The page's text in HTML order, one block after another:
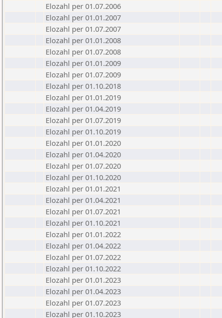
Elozahl per 01.07.2006
Elozahl per 01.01.2007
Elozahl per 01.07.2007
Elozahl per 01.01.2008
Elozahl per 01.07.2008
Elozahl per 01.01.2009
Elozahl per 01.07.2009
Elozahl per 01.10.2018
Elozahl per 01.01.2019
Elozahl per 01.04.2019
Elozahl per 01.07.2019
Elozahl per 01.10.2019
Elozahl per 01.01.2020
Elozahl per 01.04.2020
Elozahl per 01.07.2020
Elozahl per 01.10.2020
Elozahl per 01.01.2021
Elozahl per 01.04.2021
Elozahl per 01.07.2021
Elozahl per 01.10.2021
Elozahl per 01.01.2022
Elozahl per 01.04.2022
Elozahl per 01.07.2022
Elozahl per 01.10.2022
Elozahl per 01.01.2023
Elozahl per 01.04.2023
Elozahl per 01.07.2023
Elozahl per 01.10.2023